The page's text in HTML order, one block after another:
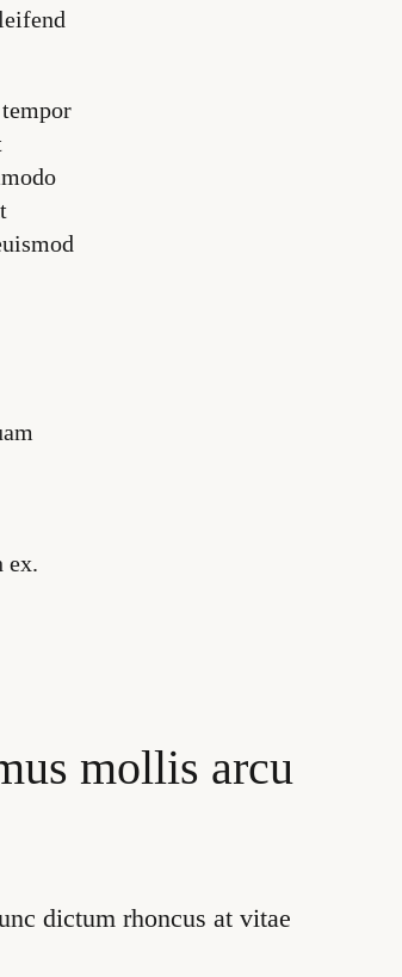
ex.
mollis arcu
dictum rhoncus at vitae